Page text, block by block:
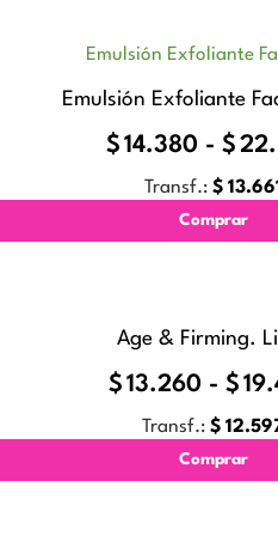
Emulsión Exfoliante
$ 14.380 - $
Transf.: $
Comprar
Age & Firming.
$ 13.260 - $
Transf.: $
Comprar